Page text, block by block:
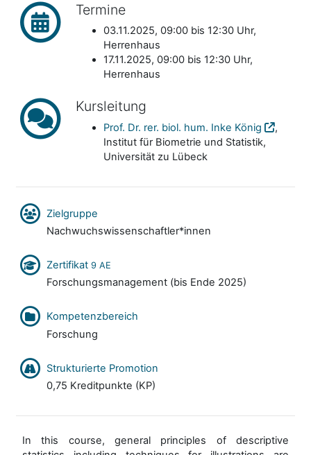
Termine
03.11.2025, 09:00 bis 12:30 Uhr,
Herrenhaus
17.11.2025, 09:00 bis 12:30 Uhr,
Herrenhaus
Kursleitung
Prof. Dr. rer. biol. hum. Inke König
,
Institut für Biometrie und Statistik,
Universität zu Lübeck
Zielgruppe
Nachwuchswissenschaftler*innen
Zertifikat 9 AE
Forschungsmanagement (bis Ende 2025)
Kompetenzbereich
Forschung
Strukturierte Promotion
0,75 Kreditpunkte (KP)
In this course, general principles of descriptive